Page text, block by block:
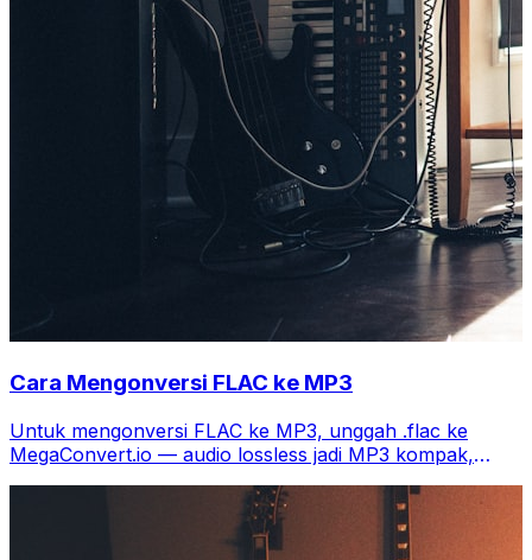
Cara Mengonversi FLAC ke MP3
Untuk mengonversi FLAC ke MP3, unggah .flac ke
MegaConvert.io — audio lossless jadi MP3 kompak,